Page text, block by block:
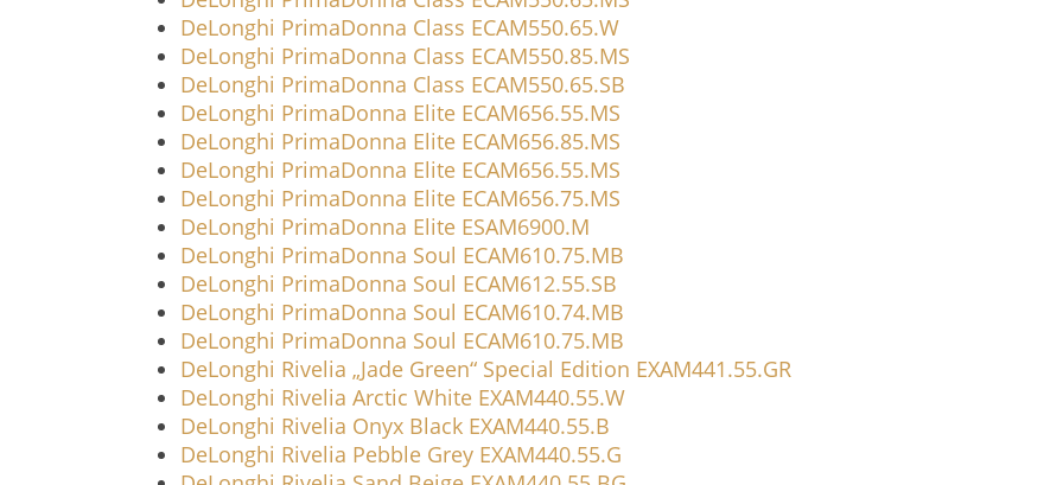
DeLonghi PrimaDonna Class ECAM550.65.W
DeLonghi PrimaDonna Class ECAM550.85.MS
DeLonghi PrimaDonna Class ECAM550.65.SB
DeLonghi PrimaDonna Elite ECAM656.55.MS
DeLonghi PrimaDonna Elite ECAM656.85.MS
DeLonghi PrimaDonna Elite ECAM656.55.MS
DeLonghi PrimaDonna Elite ECAM656.75.MS
DeLonghi PrimaDonna Elite ESAM6900.M
DeLonghi PrimaDonna Soul ECAM610.75.MB
DeLonghi PrimaDonna Soul ECAM612.55.SB
DeLonghi PrimaDonna Soul ECAM610.74.MB
DeLonghi PrimaDonna Soul ECAM610.75.MB
DeLonghi Rivelia „Jade Green“ Special Edition EXAM441.55.GR
DeLonghi Rivelia Arctic White EXAM440.55.W
DeLonghi Rivelia Onyx Black EXAM440.55.B
DeLonghi Rivelia Pebble Grey EXAM440.55.G